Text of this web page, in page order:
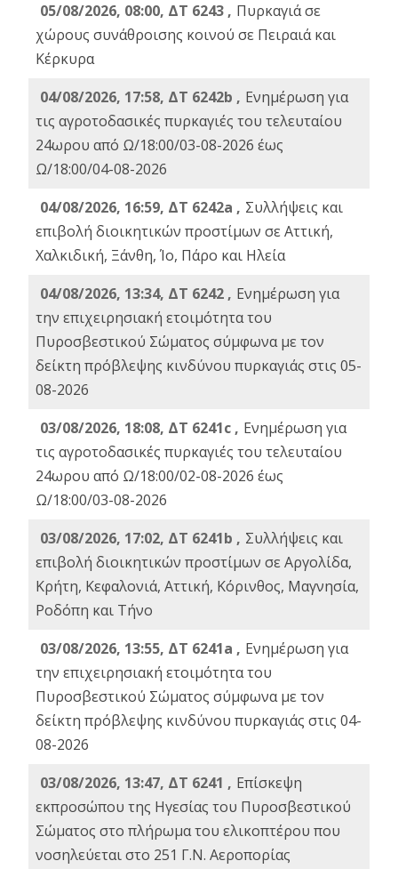
05/08/2026, 08:00, ΔΤ 6243 , Πυρκαγιά σε
χώρους συνάθροισης κοινού σε Πειραιά και
Κέρκυρα
04/08/2026, 17:58, ΔΤ 6242b , Ενημέρωση για
τις αγροτοδασικές πυρκαγιές του τελευταίου
24ωρου από Ω/18:00/03-08-2026 έως
Ω/18:00/04-08-2026
04/08/2026, 16:59, ΔΤ 6242a , Συλλήψεις και
επιβολή διοικητικών προστίμων σε Αττική,
Χαλκιδική, Ξάνθη, Ίο, Πάρο και Ηλεία
04/08/2026, 13:34, ΔΤ 6242 , Ενημέρωση για
την επιχειρησιακή ετοιμότητα του
Πυροσβεστικού Σώματος σύμφωνα με τον
δείκτη πρόβλεψης κινδύνου πυρκαγιάς στις 05-
08-2026
03/08/2026, 18:08, ΔΤ 6241c , Ενημέρωση για
τις αγροτοδασικές πυρκαγιές του τελευταίου
24ωρου από Ω/18:00/02-08-2026 έως
Ω/18:00/03-08-2026
03/08/2026, 17:02, ΔΤ 6241b , Συλλήψεις και
επιβολή διοικητικών προστίμων σε Αργολίδα,
Κρήτη, Κεφαλονιά, Αττική, Κόρινθος, Μαγνησία,
Ροδόπη και Τήνο
03/08/2026, 13:55, ΔΤ 6241a , Ενημέρωση για
την επιχειρησιακή ετοιμότητα του
Πυροσβεστικού Σώματος σύμφωνα με τον
δείκτη πρόβλεψης κινδύνου πυρκαγιάς στις 04-
08-2026
03/08/2026, 13:47, ΔΤ 6241 , Επίσκεψη
εκπροσώπου της Ηγεσίας του Πυροσβεστικού
Σώματος στο πλήρωμα του ελικοπτέρου που
νοσηλεύεται στο 251 Γ.Ν. Αεροπορίας